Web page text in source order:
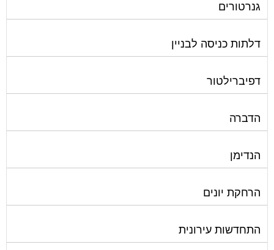
גנרטורים
דלתות כניסה לבניין
דפיברילטור
הדברה
הנדימן
הרחקת יונים
התחדשות עירונית